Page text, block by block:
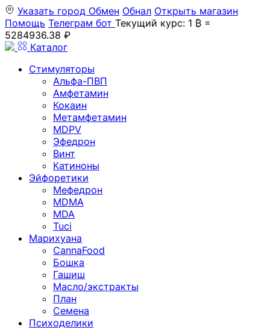
Указать город Обмен Обнал Открыть магазин
Помощь Телеграм бот Текущий курс: 1 ₿ =
5284936.38 ₽
Каталог
Стимуляторы
Альфа-ПВП
Амфетамин
Кокаин
Метамфетамин
MDPV
Эфедрон
Винт
Катиноны
Эйфоретики
Мефедрон
MDMA
MDA
Tuci
Марихуана
CannaFood
Бошка
Гашиш
Масло/экстракты
План
Семена
Психоделики